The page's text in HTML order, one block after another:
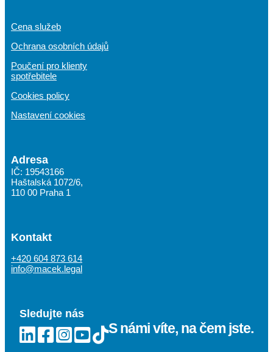
Cena služeb
Ochrana osobních údajů
Poučení pro klienty
spotřebitele
Cookies policy
Nastavení cookies
Adresa
IČ: 19543166
Haštalská 1072/6,
110 00 Praha 1
Kontakt
+420 604 873 614
info@macek.legal
Sledujte nás
S námi víte, na čem jste.